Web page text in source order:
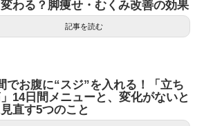
わる？脚痩せ・むくみ改善の効果
記事を読む
でお腹に“スジ”を入れる！「立ち
14日間メニューと、変化がないと
直す5つのこと